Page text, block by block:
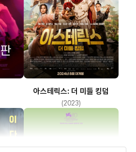
아스테릭스: 더 미들 킹덤
(2023)